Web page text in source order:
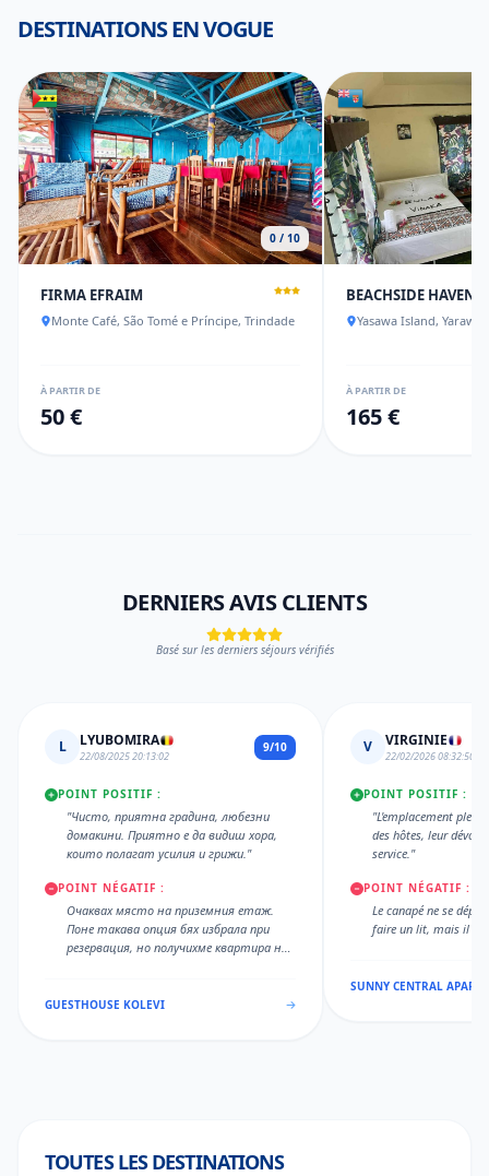
DESTINATIONS EN VOGUE
0 / 10
FIRMA EFRAIM
Monte Café, São Tomé e Príncipe, Trindade
À PARTIR DE
50 €
BEACHSIDE HAVEN
Yasawa Island, Yarawa
À PARTIR DE
165 €
DERNIERS AVIS CLIENTS
Basé sur les derniers séjours vérifiés
L LYUBOMIRA
22/08/2025 20:13:02
9/10
POINT POSITIF :
"Чисто, приятна градина, любезни
домакини. Приятно е да видиш хора,
които полагат усилия и грижи."
POINT NÉGATIF :
Очаквах място на приземния етаж.
Поне такава опция бях избрала при
резервация, но получихме квартира на
GUESTHOUSE KOLEVI
V VIRGINIE
22/02/2026 08:32:50
POINT POSITIF :
"L'emplacement plein
des hôtes, leur
service."
POINT NÉGATIF :
Le canapé ne se
faire un lit, mais il a
SUNNY CENTRAL
TOUTES LES DESTINATIONS